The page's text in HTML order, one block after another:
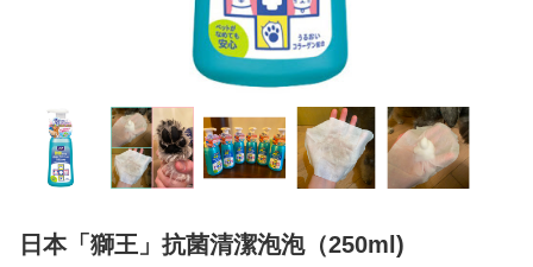
日本「獅王」抗菌清潔泡泡（250ml)